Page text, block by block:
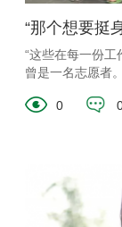
“那个想要挺
“这些在每一份
曾是一名志愿者
0